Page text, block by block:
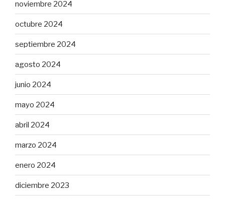
noviembre 2024
octubre 2024
septiembre 2024
agosto 2024
junio 2024
mayo 2024
abril 2024
marzo 2024
enero 2024
diciembre 2023